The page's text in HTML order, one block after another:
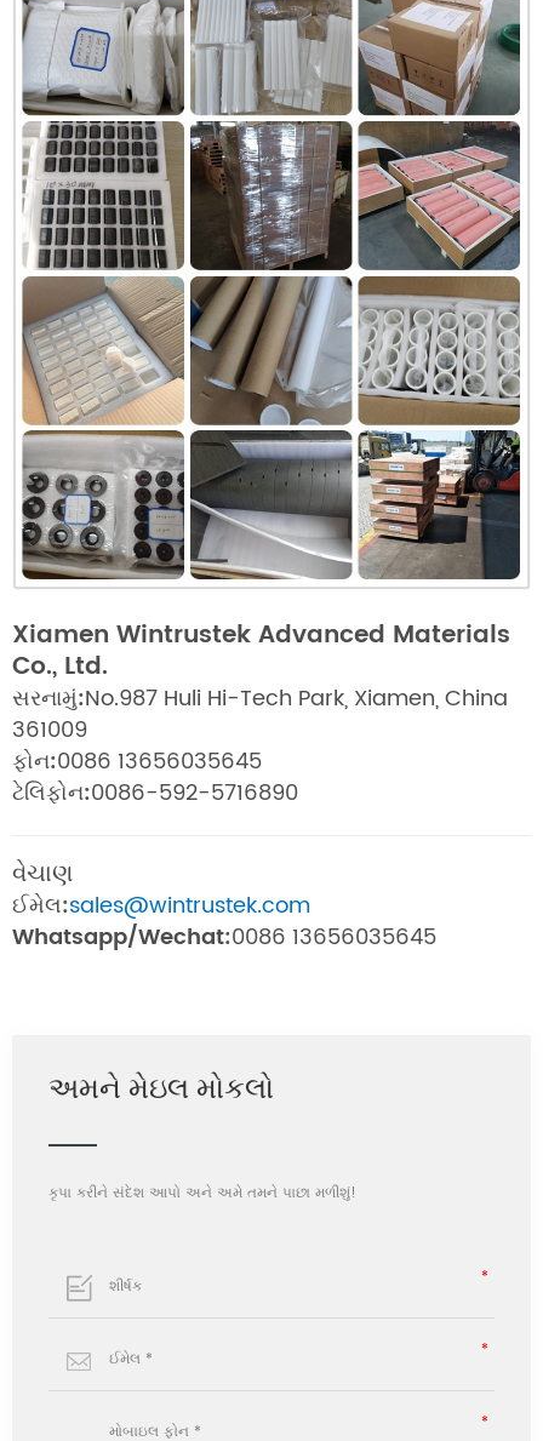
Xiamen Wintrustek Advanced Materials
Co., Ltd.
સરનામું:No.987 Huli Hi-Tech Park, Xiamen, China
361009
ફોન:0086 13656035645
ટેલિફોન:0086-592-5716890
વેચાણ
ઈમેલ:sales@wintrustek.com
Whatsapp/Wechat:0086 13656035645
અમને મેઇલ મોકલો
કૃપા કરીને સંદેશ આપો અને અમે તમને પાછા મળીશું!